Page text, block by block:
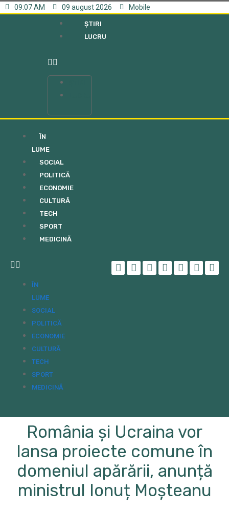
09:07 AM 09 august 2026 Mobile
ȘTIRI
LUCRU
ÎN
LUME
SOCIAL
POLITICĂ
ECONOMIE
CULTURĂ
TECH
SPORT
MEDICINĂ
ÎN
LUME
SOCIAL
POLITICĂ
ECONOMIE
CULTURĂ
TECH
SPORT
MEDICINĂ
România și Ucraina vor
lansa proiecte comune în
domeniul apărării, anunță
ministrul Ionuț Moșteanu